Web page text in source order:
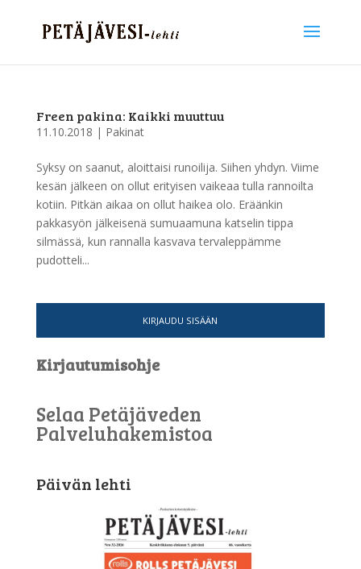
Freen pakina: Kaikki muuttuu
11.10.2018 | Pakinat
Syksy on saanut, aloittaisi runoilija. Siihen yhdyn. Viime
kesän jälkeen on ollut erityisen vaikeaa tulla rannoilta
kotiin. Pitkän aikaa on ollut haikea olo. Eräänkin
pakkasyön jälkeisenä sumuaamuna katselin tippa
silmässä, kun rannalla kasvava tervaleppämme
pudotteli...
KIRJAUDU SISÄÄN
Kirjautumisohje
Selaa Petäjäveden
Palveluhakemistoa
Päivän lehti